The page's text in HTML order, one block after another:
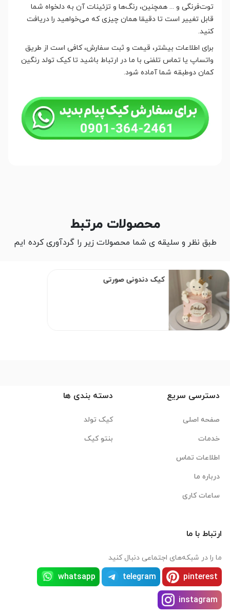
توت‌فرنگی و ... همچنین، رنگ‌ها و تزئینات آن به دلخواه شما
قابل تغییر است تا دقیقا همان چیزی که می‌خواهید را دریافت
کنید.
برای اطلاعات بیشتر، قیمت و ثبت سفارش، کافی است از طریق
واتساپ یا تماس تلفنی با ما در ارتباط باشید تا کیک تولد رنگین
کمان دوطبقه شما آماده شود.
محصولات مرتبط
طبق نظر و سلیقه ی شما محصولات زیر را گردآوری کرده ایم
کیک دندونی صورتی
دسترسی سریع
صفحه اصلی
خدمات
اطلاعات تماس
درباره ما
ساعات کاری
دسته بندی ها
کیک تولد
بنتو کیک
ارتباط با ما
ما را در شبکه‌های اجتماعی دنبال کنید
pinterest
telegram
whatsapp
instagram